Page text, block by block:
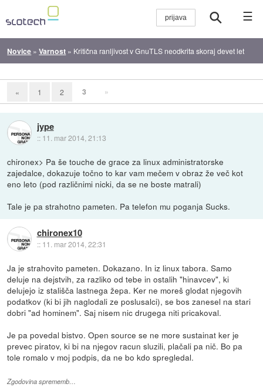
☰
Novice »Varnost » Kritična ranljivost v GnuTLS neodkrita skoraj devet let
« 1 2 3 »
jype
:: 11. mar 2014, 21:13
chironex> Pa še touche de grace za linux administratorske
zajedalce, dokazuje točno to kar vam mečem v obraz že več kot
eno leto (pod različnimi nicki, da se ne boste matrali)
Tale je pa strahotno pameten. Pa telefon mu poganja Sucks.
chironex10
:: 11. mar 2014, 22:31
Ja je strahovito pameten. Dokazano. In iz linux tabora. Samo
deluje na dejstvih, za razliko od tebe in ostalih "hinavcev", ki
delujejo iz stališča lastnega žepa. Ker ne moreš glodat njegovih
podatkov (ki bi jih naglodali ze poslusalci), se bos zanesel na stari
dobri "ad hominem". Saj nisem nic drugega niti pricakoval.
Je pa povedal bistvo. Open source se ne more sustainat ker je
prevec piratov, ki bi na njegov racun sluzili, plačali pa nič. Bo pa
tole romalo v moj podpis, da ne bo kdo spregledal.
Zgodovina sprememb…